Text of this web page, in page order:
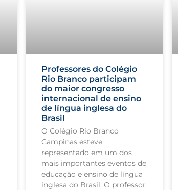
Professores do Colégio
Rio Branco participam
do maior congresso
internacional de ensino
de língua inglesa do
Brasil
O Colégio Rio Branco
Campinas esteve
representado em um dos
mais importantes eventos de
educação e ensino de língua
inglesa do Brasil. O professor